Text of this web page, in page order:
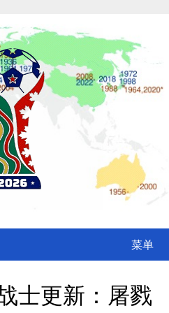
菜单
士更新：屠戮